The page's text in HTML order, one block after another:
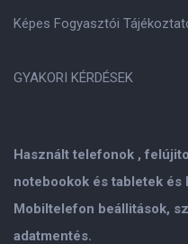
Használt telefonok ,
notebookok és tabletek és
Mobiltelefon beállitások,
adatmentés.
Képes Fogyasztói
GYAKORI KÉRDÉSEK